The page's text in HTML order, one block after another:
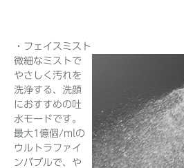
・フェイスミスト
微細なミストで
やさしく汚れを
洗浄する、洗顔
におすすめの吐
水モードです。
最大1億個/mlの
ウルトラファイ
ンバブルで、や